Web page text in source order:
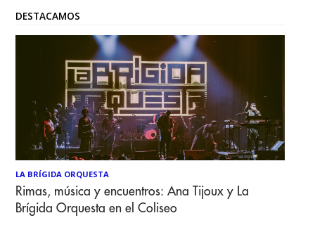
DESTACAMOS
LA BRÍGIDA ORQUESTA
Rimas, música y encuentros: Ana Tijoux y La
Brígida Orquesta en el Coliseo